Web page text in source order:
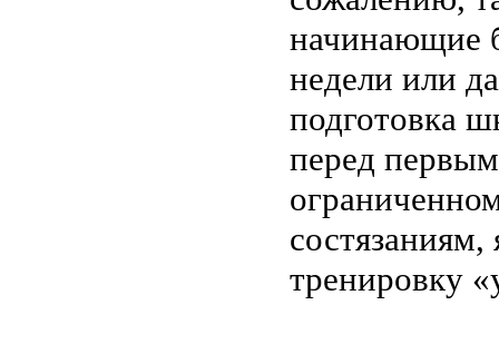
начинающие
недели или
подготовка
перед
тренировку